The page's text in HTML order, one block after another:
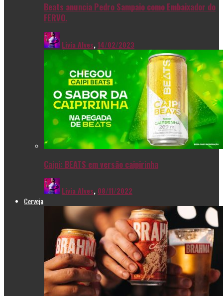
Beats anuncia Pedro Sampaio como Embaixador do
FERVO.
Livia Alves,14/02/2023
Caipi: BEATS em versão caipirinha
Livia Alves, 08/11/2022
Cerveja